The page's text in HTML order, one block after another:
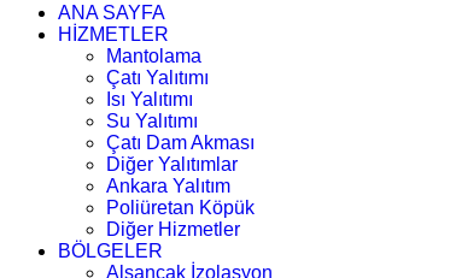
ANA SAYFA
HİZMETLER
Mantolama
Çatı Yalıtımı
Isı Yalıtımı
Su Yalıtımı
Çatı Dam Akması
Diğer Yalıtımlar
Ankara Yalıtım
Poliüretan Köpük
Diğer Hizmetler
BÖLGELER
Alsancak İzolasyon